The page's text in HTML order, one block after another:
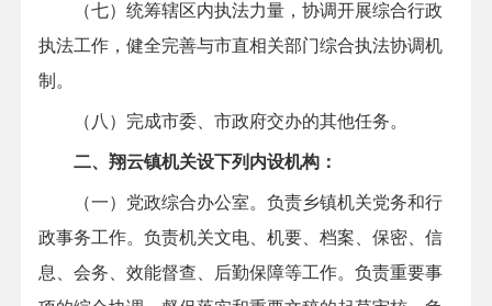
（七）统筹辖区内执法力量，协调开展综合行政
执法工作，健全完善与市直相关部门综合执法协调机
制。
（八）完成市委、市政府交办的其他任务。
二、翔云镇机关设下列内设机构：
（一）党政综合办公室。负责乡镇机关党务和行
政事务工作。负责机关文电、机要、档案、保密、信
息、会务、效能督查、后勤保障等工作。负责重要事